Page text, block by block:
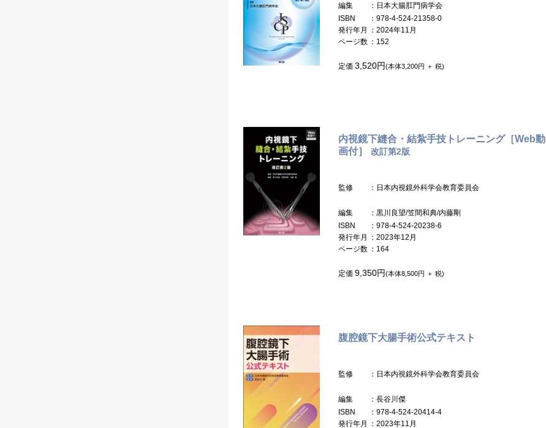
編集
：日本大腸肛門病学会
ISBN
：978-4-524-21358-0
発行年月
：2024年11月
ページ数 ：152
定価 3,520円(本体3,200円 ＋ 税)
内視鏡下縫合・結紮手技トレーニング［Web動
画付］
改訂第2版
監修 ：日本内視鏡外科学会教育委員会
編集
：黒川良望/笠間和典/内藤剛
ISBN
：978-4-524-20238-6
発行年月
：2023年12月
ページ数 ：164
定価 9,350円(本体8,500円 ＋ 税)
腹腔鏡下大腸手術公式テキスト
監修 ：日本内視鏡外科学会教育委員会
編集
：長谷川傑
ISBN
：978-4-524-20414-4
発行年月
：2023年11月